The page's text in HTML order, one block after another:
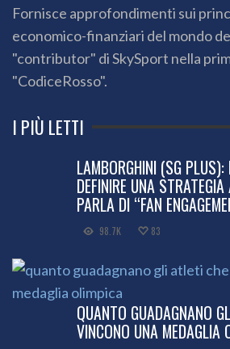
Fornisce approfondimenti sui
economico-finanziari del mondo
"contributor" di SkySport nella
"CodiceRosso".
I PIÙ LETTI
LAMBORGHINI (SG PLUS):
DEFINIRE UNA
PARLA DI “FAN
98.7K 83
QUANTO GUADAGNANO
VINCONO UNA MEDAGLIA